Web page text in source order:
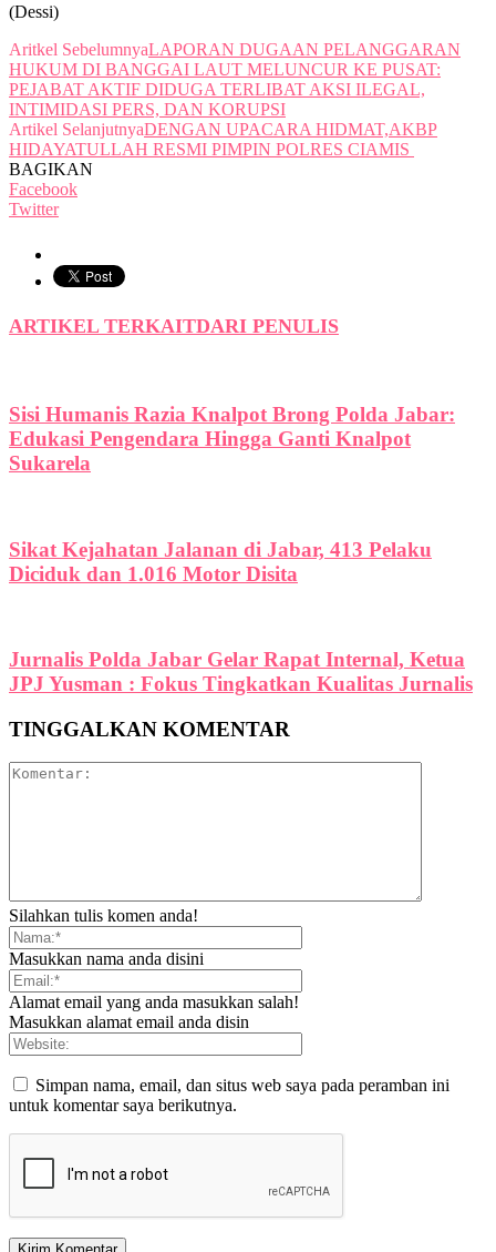
(Dessi)
Aritkel SebelumnyaLAPORAN DUGAAN PELANGGARAN
HUKUM DI BANGGAI LAUT MELUNCUR KE PUSAT:
PEJABAT AKTIF DIDUGA TERLIBAT AKSI ILEGAL,
INTIMIDASI PERS, DAN KORUPSI
Artikel SelanjutnyaDENGAN UPACARA HIDMAT,AKBP
HIDAYATULLAH RESMI PIMPIN POLRES CIAMIS
BAGIKAN
Facebook
Twitter
ARTIKEL TERKAITDARI PENULIS
Sisi Humanis Razia Knalpot Brong Polda Jabar:
Edukasi Pengendara Hingga Ganti Knalpot
Sukarela
Sikat Kejahatan Jalanan di Jabar, 413 Pelaku
Diciduk dan 1.016 Motor Disita
Jurnalis Polda Jabar Gelar Rapat Internal, Ketua
JPJ Yusman : Fokus Tingkatkan Kualitas Jurnalis
TINGGALKAN KOMENTAR
Silahkan tulis komen anda!
Masukkan nama anda disini
Alamat email yang anda masukkan salah!
Masukkan alamat email anda disin
Simpan nama, email, dan situs web saya pada peramban ini
untuk komentar saya berikutnya.